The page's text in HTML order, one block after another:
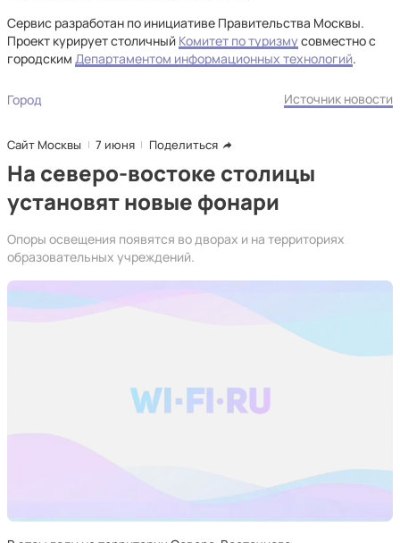
Сервис разработан по инициативе Правительства Москвы.
Проект курирует столичный Комитет по туризму совместно с
городским Департаментом информационных технологий.
Город Источник новости
Сайт Москвы 7 июня Поделиться
На северо-востоке столицы
установят новые фонари
Опоры освещения появятся во дворах и на территориях
образовательных учреждений.